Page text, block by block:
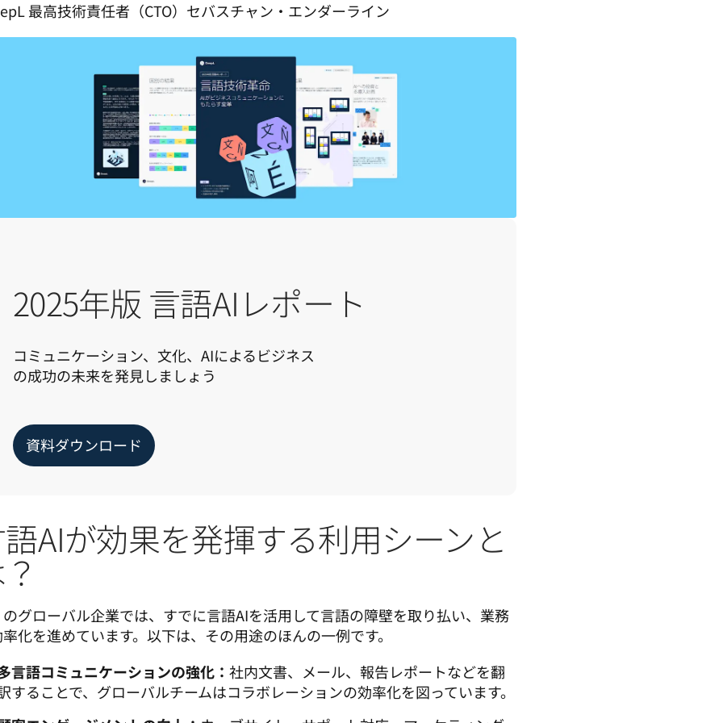
最高技術責任者（CTO）セバスチャン・エンダーライン
2025年版 言語AIレポート
コミュニケーション、文化、AIによるビジネス
の成功の未来を発見しましょう
資料ダウンロード
AIが効果を発揮する利用シーンと
グローバル企業では、すでに言語AIを活用して言語の障壁を取り払い、業務
化を進めています。以下は、その用途のほんの一例です。
言語コミュニケーションの強化： 社内文書、メール、報告レポートなどを翻
することで、グローバルチームはコラボレーションの効率化を図っています。